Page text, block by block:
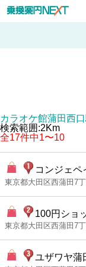
カラオケ館蒲田西
検索範囲:2Km
全17件中1〜10
コンジェペ
東京都大田区西蒲田7
100円ショ
東京都大田区西蒲田7
ユザワヤ蒲